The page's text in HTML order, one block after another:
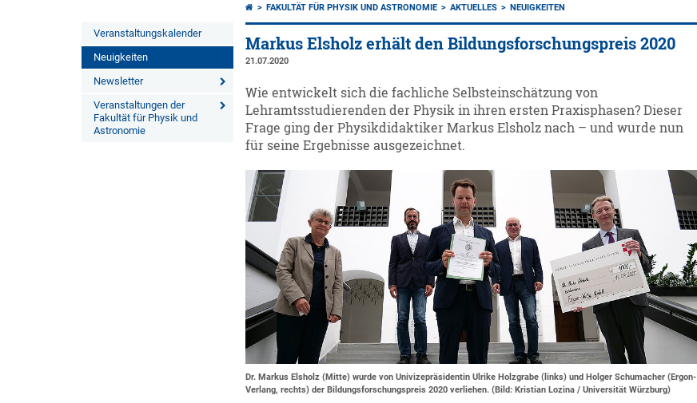
Veranstaltungskalender
Neuigkeiten
Newsletter
Veranstaltungen der
Fakultät für Physik und
Astronomie
FAKULTÄT FÜR PHYSIK UND ASTRONOMIE AKTUELLES NEUIGKEITEN
Markus Elsholz erhält den Bildungsforschungspreis 2020
21.07.2020
Wie entwickelt sich die fachliche Selbsteinschätzung von
Lehramtsstudierenden der Physik in ihren ersten Praxisphasen? Dieser
Frage ging der Physikdidaktiker Markus Elsholz nach – und wurde nun
für seine Ergebnisse ausgezeichnet.
Dr. Markus Elsholz (Mitte) wurde von Univizepräsidentin Ulrike Holzgrabe (links) und Holger Schumacher (Ergon-
Verlang, rechts) der Bildungsforschungspreis 2020 verliehen. (Bild: Kristian Lozina / Universität Würzburg)